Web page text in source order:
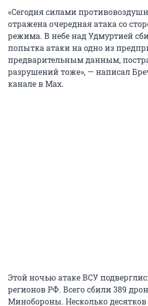
«Сегодня силами
отражена очередная атака со
режима. В небе над Удмуртией
попытка атаки на одно из
предварительным данным,
разрушений тоже», — написал
канале в Мах.
Этой ночью атаке ВСУ
регионов РФ. Всего сбили 389
Минобороны. Несколько